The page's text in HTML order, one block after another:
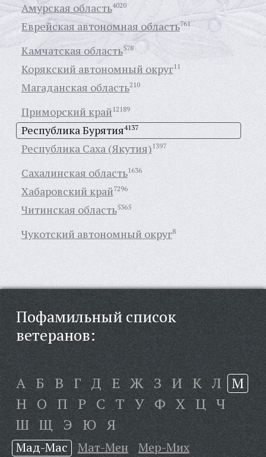
Амурская область4020
Еврейская автономная область761
Камчатская область578
Корякский автономный округ11
Магаданская область210
Приморский край12189
Республика Бурятия4137
Республика Саха (Якутия)1397
Сахалинская область1636
Хабаровский край7296
Читинская область5365
Чукотский автономный округ8
Пофамильный список
ветеранов:
А Б В Г Д Е Ж З И К Л М
Н О П Р С Т У Ф Х Ц Ч
Ш Щ Э Ю Я
Мад-Мас Мат-Мен
Мер-Мих